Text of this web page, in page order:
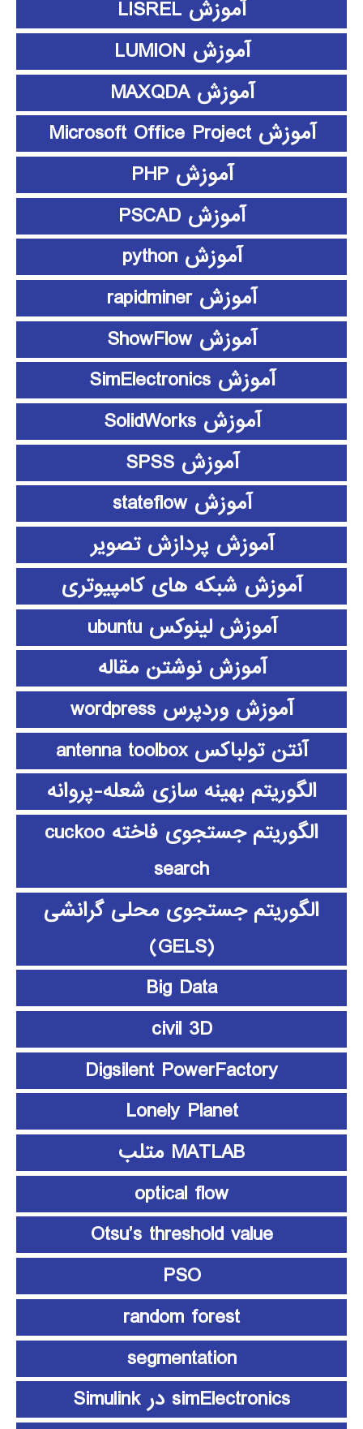
آموزش LISREL
آموزش LUMION
آموزش MAXQDA
آموزش Microsoft Office Project
آموزش PHP
آموزش PSCAD
آموزش python
آموزش rapidminer
آموزش ShowFlow
آموزش SimElectronics
آموزش SolidWorks
آموزش SPSS
آموزش stateflow
آموزش پردازش تصویر
آموزش شبکه های کامپیوتری
آموزش لینوکس ubuntu
آموزش نوشتن مقاله
آموزش وردپرس wordpress
آنتن تولباکس antenna toolbox
الگوریتم بهینه سازی شعله-پروانه
الگوریتم جستجوی فاخته cuckoo
search
الگوریتم جستجوی محلی گرانشی
(GELS)
Big Data
civil 3D
Digsilent PowerFactory
Lonely Planet
MATLAB متلب
optical flow
Otsu’s threshold value
PSO
random forest
segmentation
simElectronics در Simulink